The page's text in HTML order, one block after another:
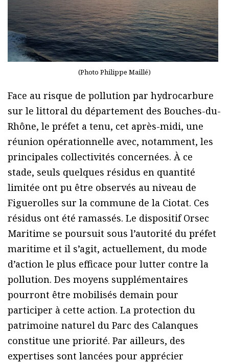
(Photo Philippe Maillé)
Face au risque de pollution par hydrocarbure
sur le littoral du département des Bouches-du-
Rhône, le préfet a tenu, cet après-midi, une
réunion opérationnelle avec, notamment, les
principales collectivités concernées. À ce
stade, seuls quelques résidus en quantité
limitée ont pu être observés au niveau de
Figuerolles sur la commune de la Ciotat. Ces
résidus ont été ramassés. Le dispositif Orsec
Maritime se poursuit sous l’autorité du préfet
maritime et il s’agit, actuellement, du mode
d’action le plus efficace pour lutter contre la
pollution. Des moyens supplémentaires
pourront être mobilisés demain pour
participer à cette action. La protection du
patrimoine naturel du Parc des Calanques
constitue une priorité. Par ailleurs, des
expertises sont lancées pour apprécier